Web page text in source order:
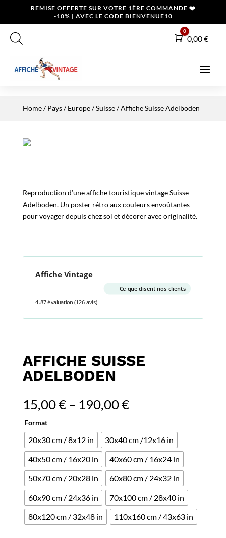
REMISE OFFERTE SUR VOTRE 1ÈRE COMMANDE ❤️
-10% | AVEC LE CODE BIENVENUE10
Panier
0
0,00€
Home/Pays/Europe/Suisse/ Affiche Suisse Adelboden
Reproduction d’une affiche touristique vintage Suisse
Adelboden. Un poster rétro aux couleurs envoûtantes
pour voyager depuis chez soi et décorer avec originalité.
Affiche Vintage
Ce que disent nos clients
4.87 évaluation (126 avis)
AFFICHE SUISSE
ADELBODEN
15,00€– 190,00€
Format
20x30 cm / 8x12 in
30x40 cm /12x16 in
40x50 cm / 16x20 in
40x60 cm / 16x24 in
50x70 cm / 20x28 in
60x80 cm / 24x32 in
60x90 cm / 24x36 in
70x100 cm / 28x40 in
80x120 cm / 32x48 in
110x160 cm / 43x63 in